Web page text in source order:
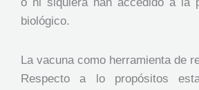
o ni siquiera han accedido a la
biológico.
La vacuna como herramienta de
Respecto a lo propósitos